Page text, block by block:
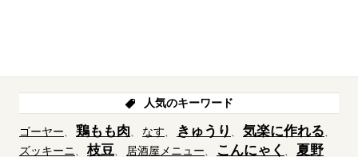
人気のキーワード
ゴーヤー 鶏もも肉 なす きゅうり 気楽に作れる
ズッキーニ 枝豆 居酒屋メニュー こんにゃく
夏野